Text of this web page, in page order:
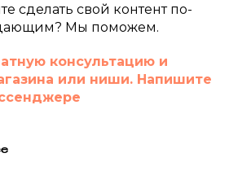
сделать свой контент по-
Мы поможем.
консультацию и
или ниши. Напишите
нам